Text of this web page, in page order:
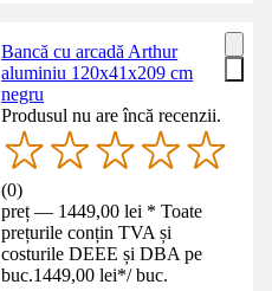
Bancă cu arcadă Arthur
aluminiu 120x41x209 cm
negru
Produsul nu are încă recenzii.
(0)
preț — 1449,00 lei * Toate
prețurile conțin TVA și
costurile DEEE și DBA pe
buc.1449,00 lei*/ buc.